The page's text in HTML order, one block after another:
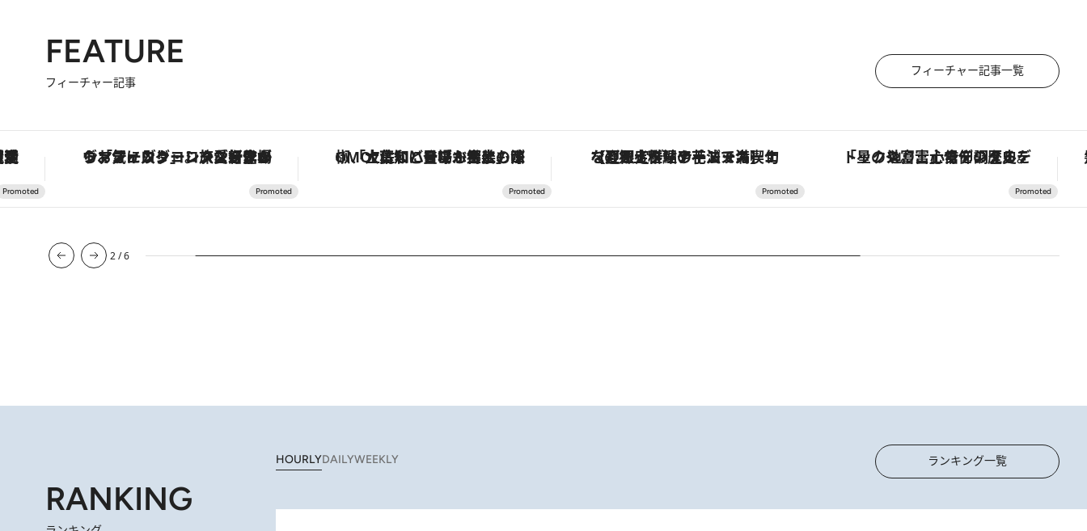
FEATURE
フィーチャー記事
フィーチャー記事一覧
ヴァシュロン・コンスタンタン「オーヴァーシーズ・オートマティック」。旅愛好家のお気に入りコレクションから、ジェンダーレスな新作が登場 「土佐和ハーブかき氷」がOMO7高知に登場！生姜、山椒、大葉など目にも舌にも涼を呼ぶ郷土の味 【夏限定ディナーコース】旬を迎える稚鮎や花ズッキーニなどをイタリア・トスカーナの郷土料理の手法で満喫！ 「星のや富士」でデジタルデトックス。冨士信仰の歴史を辿り、心身を調える。
3/6
RANKING
ランキング一覧
HOURLYDAILYWEEKLY